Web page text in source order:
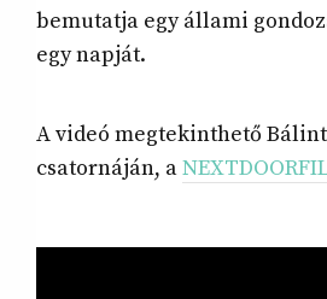
bemutatja egy állami
egy napját.
A videó megtekinthető
csatornáján, a